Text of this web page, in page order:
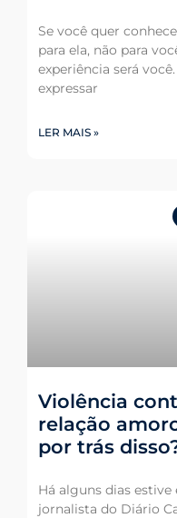
Se você quer
para ela, não para
experiência será
expressar
LER MAIS »
Violência
relação
por trás
Há alguns dias estive
jornalista do Diário